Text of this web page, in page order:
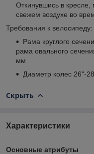
Откинувшись в
свежем воздухе во
Требования к велосипеду:
Рама круглого
рама овального
мм
Диаметр колес 26"-
Скрыть
Характеристики
Основные атрибуты